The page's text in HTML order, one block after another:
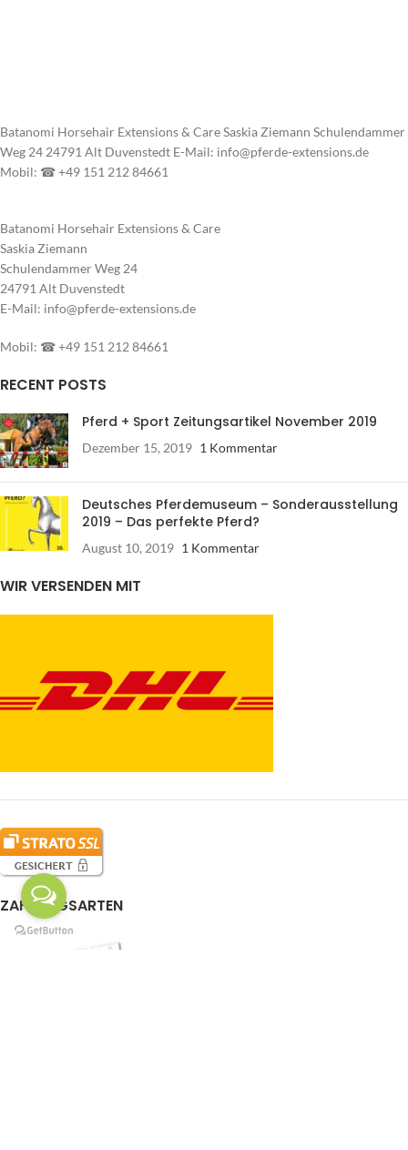
Batanomi Horsehair Extensions & Care Saskia Ziemann Schulendammer
Weg 24 24791 Alt Duvenstedt E-Mail: info@pferde-extensions.de
Mobil: ☎ +49 151 212 84661
Batanomi Horsehair Extensions & Care
Saskia Ziemann
Schulendammer Weg 24
24791 Alt Duvenstedt
E-Mail: info@pferde-extensions.de
Mobil: ☎ +49 151 212 84661
RECENT POSTS
Pferd + Sport Zeitungsartikel November 2019
Dezember 15, 2019 1 Kommentar
Deutsches Pferdemuseum – Sonderausstellung
2019 – Das perfekte Pferd?
August 10, 2019 1 Kommentar
WIR VERSENDEN MIT
ZAHLUNGSARTEN